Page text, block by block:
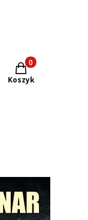
Produkty w
Koszyk